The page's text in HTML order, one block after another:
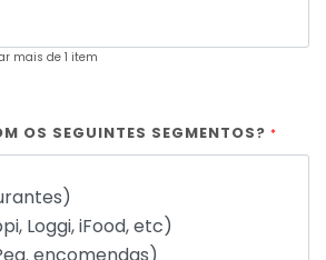
mais de 1 item
OS SEGUINTES SEGMENTOS? *